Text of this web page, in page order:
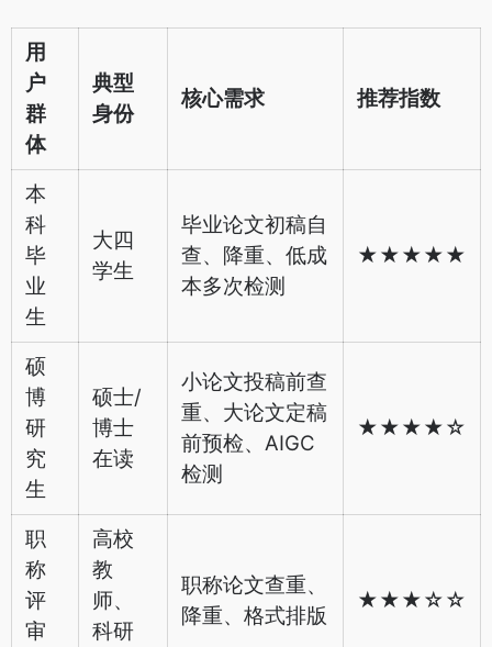
用
户
群
体
典型
身份
核心需求 推荐指数
本
科
毕
业
生
大四
学生
毕业论文初稿自
查、降重、低成
本多次检测
★★★★★
硕
博
研
究
生
硕士/
博士
在读
小论文投稿前查
重、大论文定稿
前预检、AIGC
检测
★★★★☆
职
称
评
审
高校
教
师、
科研
职称论文查重、
降重、格式排版
★★★☆☆